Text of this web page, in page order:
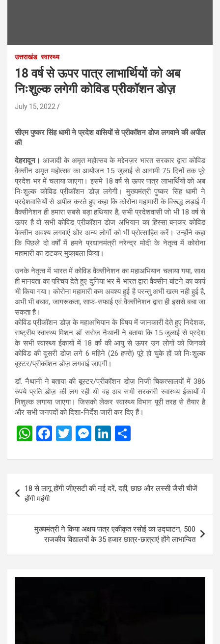
उत्तराखंड स्वास्थ्य
18 वर्ष से ऊपर पात्र लाभार्थियों को अब
निःशुल्क लगेगी कोविड प्रीकॉशन डोज़
July 15, 2022
सीएम पुष्कर सिंह धामी ने प्रदेश वासियों से प्रीकाॅशन डोज लगवाने की अपील
की
देहरादून। आजादी के अमृत महोत्सव के मद्देनज़र भारत सरकार द्वारा कोविड
वैक्सीन अमृत महोत्सव का आयोजन 15 जुलाई से आगामी 75 दिनों तक पूरे
प्रदेश भर में चलाया जाएगा। इसमे 18 वर्ष से ऊपर पात्र लाभार्थियों को अब
निःशुल्क कोविड प्रीकॉशन डोज़ लगेगी। मुख्यमंत्री पुष्कर सिंह धामी ने
प्रदेशवासियों से अपील करते हुए कहा कि कोरोना महामारी के विरूद्ध लड़ाई में
वैक्सीनेशन ही हमारा सबसे बड़ा हथियार है, सभी प्रदेशवासी जो भी 18 वर्ष से
ऊपर है वो सभी कोविड प्रीकॉशन डोज अभियान का हिस्सा बनकर कोविड
वैक्सीन अवश्य लगवाएं और अन्य लोगों को भी प्रोत्साहित करें। उन्होंने कहा
कि पिछले दो वर्षों में हमने प्रधानमंत्री नरेन्द्र मोदी के नेतृत्व में कोरोना
महामारी का डटकर मुकाबला किया।
उनके नेतृत्व में भारत में कोविड वैक्सीनेशन का महाअभियान चलाया गया, साथ
ही मानवता का परिचय देते हुए दुनिया भर में भारत द्वारा वैक्सीन बांटने का कार्य
भी किया गया। कोरोना महामारी कम अवश्य हुई है परन्तु अभी खत्म नही हुई है,
अभी भी बचाव, जागरूकता, साफ-सफाई एवं वैक्सीनेशन द्वारा ही इससे बचा जा
सकता है।
कोविड प्रीकॉशन डोज़ के महाअभियान के विषय में जानकारी देते हुए निदेशक,
राष्ट्रीय स्वास्थ्य मिशन डॉ. सरोज नैथानी ने बताया कि 15 जुलाई से प्रदेश
के सभी स्वास्थ्य ईकायों में 18 वर्ष की आयु से ऊपर उन लोगों को जिनको
कोविड की दूसरी डोज़ लगे 6 महिने (26 हफ्ते) पूरे हो चुके हों को निःशुल्क
बूस्टर/प्रीकॉशन डोज़ लगवाई जाएगी।
डॉ. नैथानी ने बताया की बूस्टर/प्रीकॉशन डोज़ निजी चिकत्सालयों में 386
रुपये प्रति डोज़ की लग रही थी वह अब सभी सरकारी स्वास्थ्य ईकायों में
निशुल्क लगाया जाएगा। जिसको लेकर स्वास्थ्य विभाग पूरी तरह से तैयार है
और सभी जनपदों को दिशा-निर्देश जारी कर दिए हैं।
W
at
s
A
p
p
F
ce
b
o
o
k
T
tt
er
M
se
n
g
er
Li
ke
dI
n
ar
navigation
18 से लागू होंगी जीएसटी की नई दरें, दही, छाछ और लस्सी जैसी चीजें
होंगी महंगी
मुख्यमंत्री ने किया अक्षय पात्र एकीकृत रसोई का उद्घाटन, 500
राजकीय विद्यालयों के 35 हजार छात्र-छात्राएं होंगे लाभान्वित